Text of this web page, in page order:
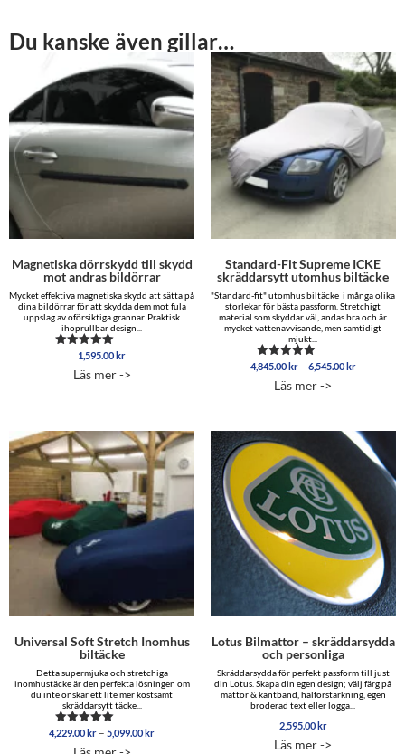
Du kanske även gillar…
Magnetiska dörrskydd till skydd
mot andras bildörrar
Mycket effektiva magnetiska skydd att sätta på
dina bildörrar för att skydda dem mot fula
uppslag av oförsiktiga grannar. Praktisk
ihoprullbar design...
Betygsatt
av 5
1,595.00kr
Läs mer ->
Standard-Fit Supreme ICKE
skräddarsytt utomhus biltäcke
"Standard-fit" utomhus biltäcke i många olika
storlekar för bästa passform. Stretchigt
material som skyddar väl, andas bra och är
mycket vattenavvisande, men samtidigt
mjukt...
Betygsatt
av 5
4,845.00kr – 6,545.00kr
Läs mer ->
Universal Soft Stretch Inomhus
biltäcke
Detta supermjuka och stretchiga
inomhustäcke är den perfekta lösningen om
du inte önskar ett lite mer kostsamt
skräddarsytt täcke...
Betygsatt
4,229.00kr – 5,099.00krPrisintervall:
Lotus Bilmattor – skräddarsydda
och personliga
Skräddarsydda för perfekt passform till just
din Lotus. Skapa din egen design; välj färg på
mattor & kantband, hälförstärkning, egen
broderad text eller logga...
2,595.00kr
Läs mer ->